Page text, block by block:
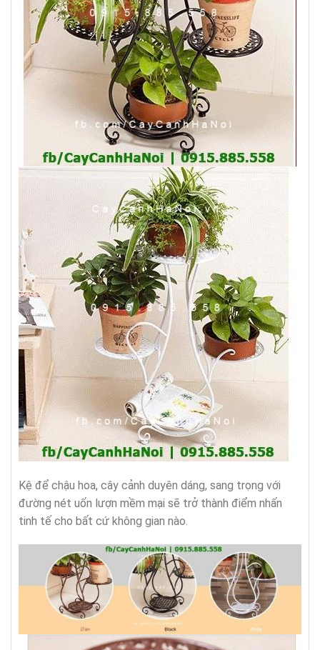
Kệ để chậu hoa, cây cảnh duyên dáng, sang trọng với
đường nét uốn lượn mềm mại sẽ trở thành điểm nhấn
tinh tế cho bất cứ không gian nào.